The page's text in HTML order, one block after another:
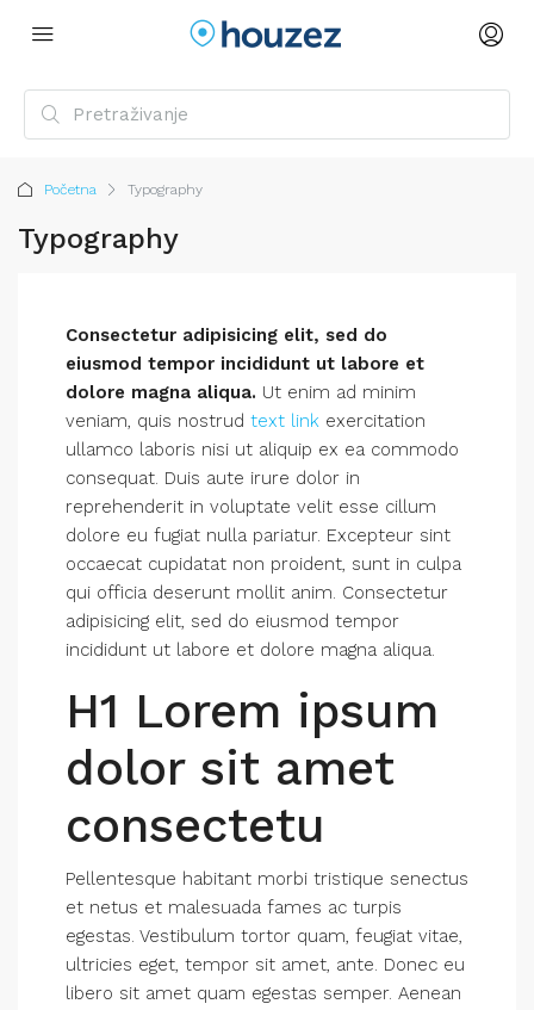
Početna Typography
Typography
Consectetur adipisicing elit, sed do
eiusmod tempor incididunt ut labore et
dolore magna aliqua. Ut enim ad minim
veniam, quis nostrud text link exercitation
ullamco laboris nisi ut aliquip ex ea commodo
consequat. Duis aute irure dolor in
reprehenderit in voluptate velit esse cillum
dolore eu fugiat nulla pariatur. Excepteur sint
occaecat cupidatat non proident, sunt in culpa
qui officia deserunt mollit anim. Consectetur
adipisicing elit, sed do eiusmod tempor
incididunt ut labore et dolore magna aliqua.
H1 Lorem ipsum
dolor sit amet
consectetu
Pellentesque habitant morbi tristique senectus
et netus et malesuada fames ac turpis
egestas. Vestibulum tortor quam, feugiat vitae,
ultricies eget, tempor sit amet, ante. Donec eu
libero sit amet quam egestas semper. Aenean